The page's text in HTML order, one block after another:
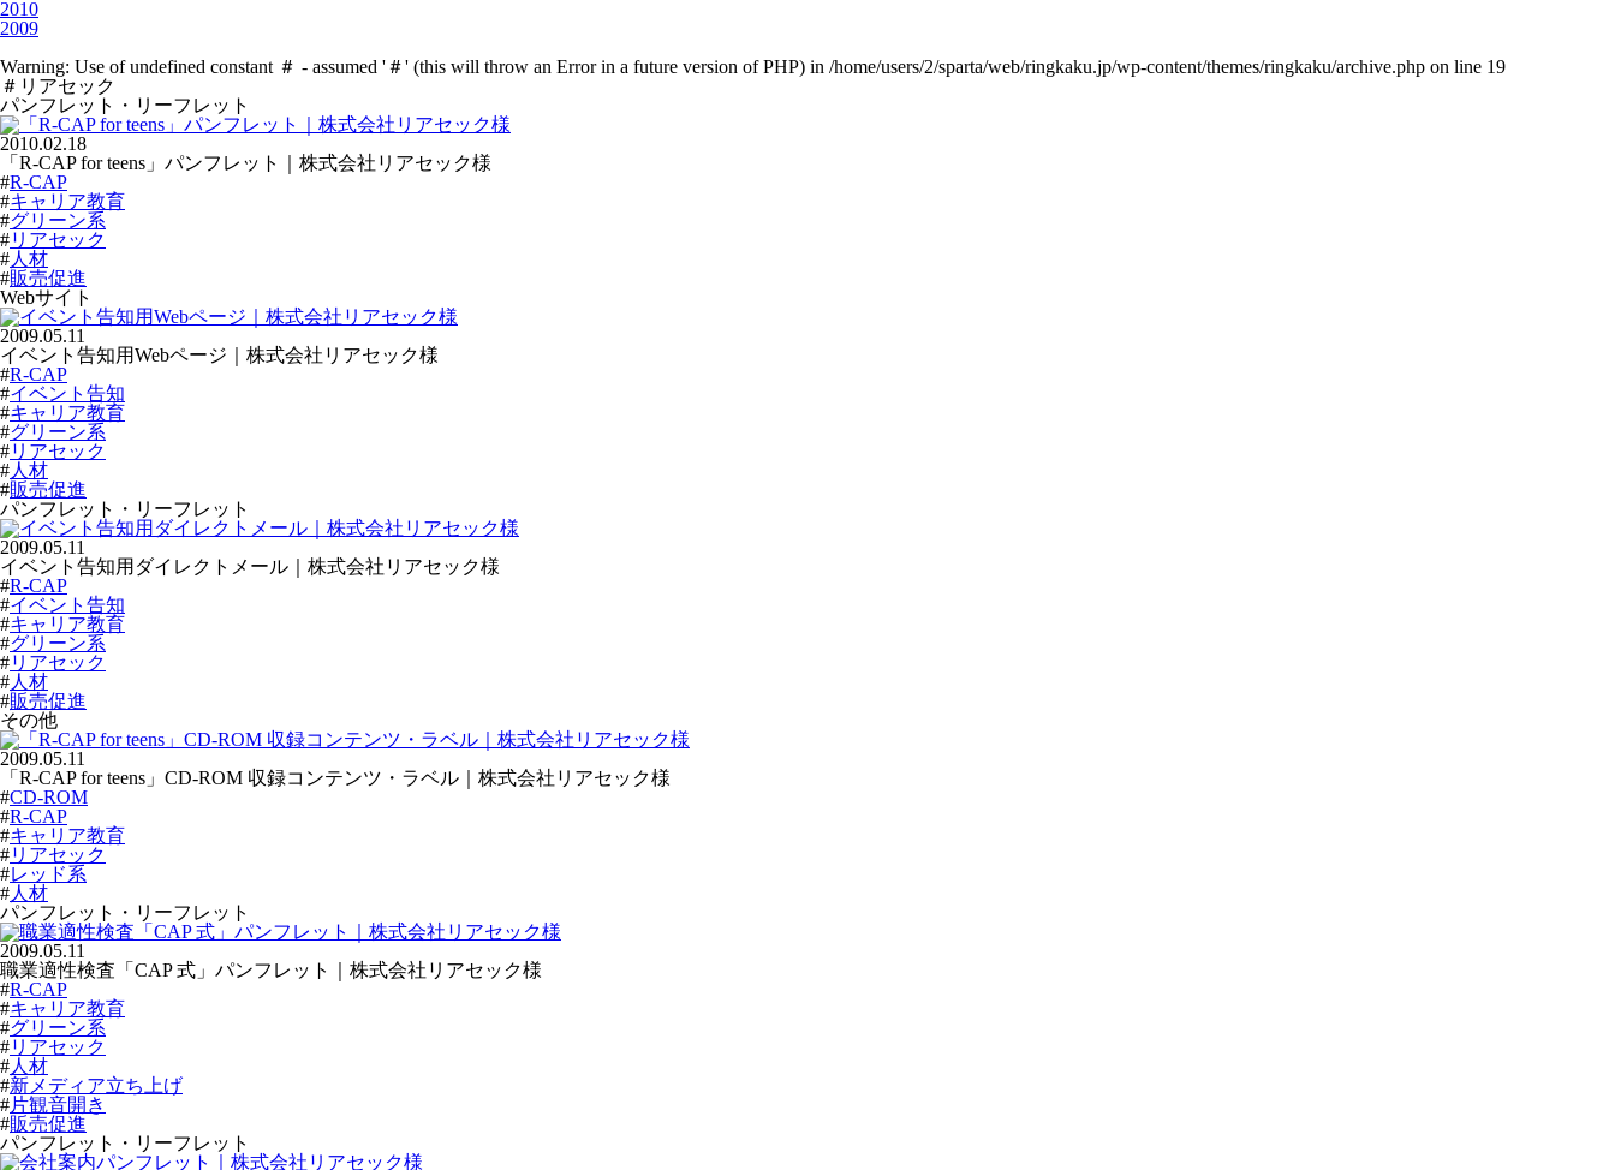
2010
2009
Warning: Use of undefined constant ＃ - assumed '＃' (this will throw an Error in a future version of PHP) in /home/users/2/sparta/web/ringkaku.jp/wp-content/themes/ringkaku/archive.php on line 19
＃リアセック
パンフレット・リーフレット
2010.02.18
「R-CAP for teens」パンフレット｜株式会社リアセック様
#R-CAP
#キャリア教育
#グリーン系
#リアセック
#人材
#販売促進
Webサイト
2009.05.11
イベント告知用Webページ｜株式会社リアセック様
#R-CAP
#イベント告知
#キャリア教育
#グリーン系
#リアセック
#人材
#販売促進
パンフレット・リーフレット
2009.05.11
イベント告知用ダイレクトメール｜株式会社リアセック様
#R-CAP
#イベント告知
#キャリア教育
#グリーン系
#リアセック
#人材
#販売促進
その他
2009.05.11
「R-CAP for teens」CD-ROM 収録コンテンツ・ラベル｜株式会社リアセック様
#CD-ROM
#R-CAP
#キャリア教育
#リアセック
#レッド系
#人材
パンフレット・リーフレット
2009.05.11
職業適性検査「CAP 式」パンフレット｜株式会社リアセック様
#R-CAP
#キャリア教育
#グリーン系
#リアセック
#人材
#新メディア立ち上げ
#片観音開き
#販売促進
パンフレット・リーフレット